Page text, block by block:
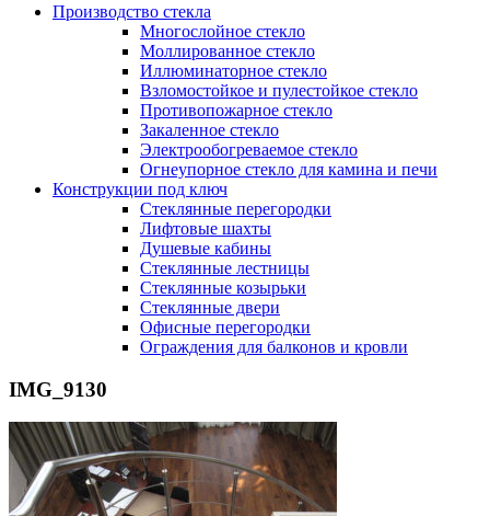
Производство стекла
Многослойное стекло
Моллированное стекло
Иллюминаторное стекло
Взломостойкое и пулестойкое стекло
Противопожарное стекло
Закаленное стекло
Электрообогреваемое стекло
Огнеупорное стекло для камина и печи
Конструкции под ключ
Стеклянные перегородки
Лифтовые шахты
Душевые кабины
Cтеклянные лестницы
Cтеклянные козырьки
Cтеклянные двери
Офисные перегородки
Ограждения для балконов и кровли
IMG_9130